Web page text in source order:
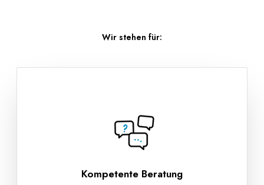
Wir stehen für:
Kompetente Beratung